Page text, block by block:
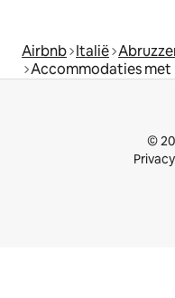
Airbnb Italië
Accommodaties met
©
Privacy